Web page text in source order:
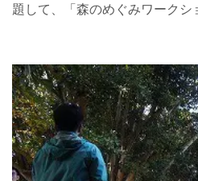
題して、「森のめぐみワークシ